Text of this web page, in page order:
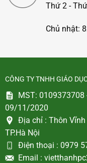
Thứ 2 -
Chủ nhật:
CÔNG TY TNHH GIÁO
MST: 0109373708
09/11/2020
Địa chỉ : Thôn Vĩnh
TP.Hà Nội
Điện thoại : 0979
Email :